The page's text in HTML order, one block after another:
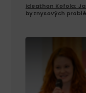
Ideathon Kofola:
byznysových